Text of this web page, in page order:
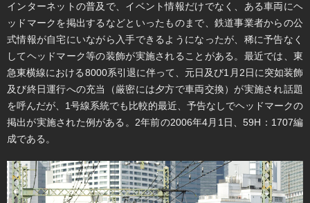
インターネットの普及で、イベント情報だけでなく、ある車両にヘ
ッドマークを掲出するなどといったものまで、鉄道事業者からの公
式情報が自宅にいながら入手できるようになったが、稀に予告なく
してヘッドマーク等の装飾が実施されることがある。最近では、東
急東横線における8000系引退に伴って、元日及び1月2日に突如装飾
及び終日運行への充当（厳密には夕方で車両交換）が実施され話題
を呼んだが、1号線系統でも比較的最近、予告なしでヘッドマークの
掲出が実施された例がある。2年前の2006年4月1日、59H：1707編
成である。